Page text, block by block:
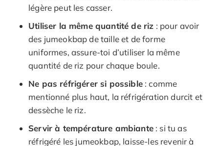
légère peut les casser.
Utiliser la même quantité de riz : pour avoir
des jumeokbap de taille et de forme
uniformes, assure-toi d’utiliser la même
quantité de riz pour chaque boule.
Ne pas réfrigérer si possible: comme
mentionné plus haut, la réfrigération durcit et
dessèche le riz.
Servir à température ambiante: si tu as
réfrigéré les jumeokbap, laisse-les revenir à